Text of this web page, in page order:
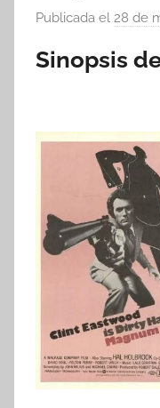
Publicada el 28 de
Sinopsis